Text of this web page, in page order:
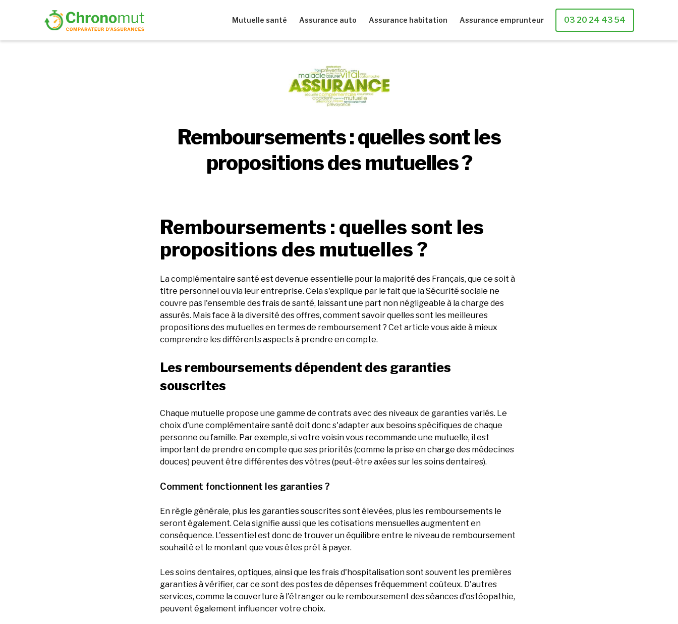
Mutuelle santé Assurance auto Assurance habitation Assurance emprunteur 03 20 24 43 54
Remboursements : quelles sont les
propositions des mutuelles ?
Remboursements : quelles sont les
propositions des mutuelles ?
La complémentaire santé est devenue essentielle pour la majorité des Français, que ce soit à
titre personnel ou via leur entreprise. Cela s'explique par le fait que la Sécurité sociale ne
couvre pas l'ensemble des frais de santé, laissant une part non négligeable à la charge des
assurés. Mais face à la diversité des offres, comment savoir quelles sont les meilleures
propositions des mutuelles en termes de remboursement ? Cet article vous aide à mieux
comprendre les différents aspects à prendre en compte.
Les remboursements dépendent des garanties
souscrites
Chaque mutuelle propose une gamme de contrats avec des niveaux de garanties variés. Le
choix d'une complémentaire santé doit donc s'adapter aux besoins spécifiques de chaque
personne ou famille. Par exemple, si votre voisin vous recommande une mutuelle, il est
important de prendre en compte que ses priorités (comme la prise en charge des médecines
douces) peuvent être différentes des vôtres (peut-être axées sur les soins dentaires).
Comment fonctionnent les garanties ?
En règle générale, plus les garanties souscrites sont élevées, plus les remboursements le
seront également. Cela signifie aussi que les cotisations mensuelles augmentent en
conséquence. L'essentiel est donc de trouver un équilibre entre le niveau de remboursement
souhaité et le montant que vous êtes prêt à payer.
Les soins dentaires, optiques, ainsi que les frais d'hospitalisation sont souvent les premières
garanties à vérifier, car ce sont des postes de dépenses fréquemment coûteux. D'autres
services, comme la couverture à l'étranger ou le remboursement des séances d'ostéopathie,
peuvent également influencer votre choix.